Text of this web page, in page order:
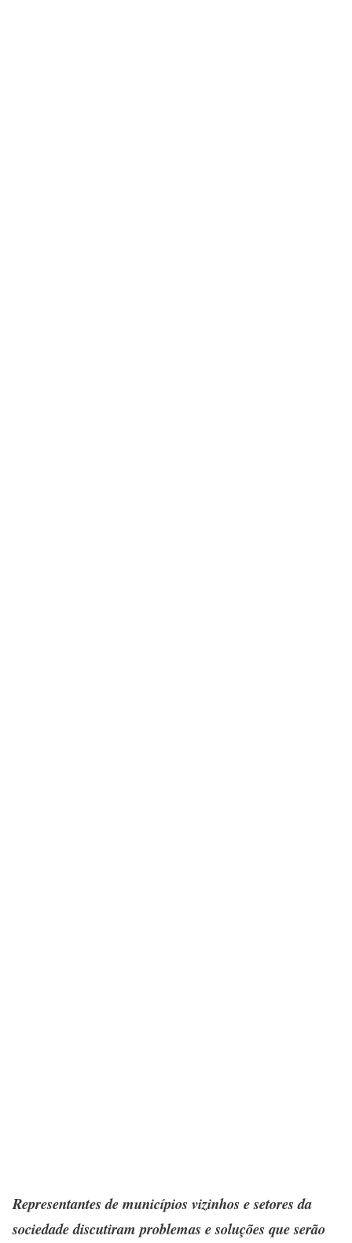
Representantes de municípios vizinhos e setores da
sociedade discutiram problemas e soluções que serão